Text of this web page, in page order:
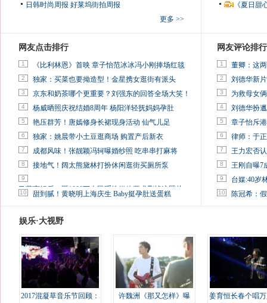
日韩时尚周报 好莱坞街拍周报
更多 >>
《夏日
网友点击排行
1 《比利林恩》首映 章子怡范冰冰冯小刚捧场红毯
2 独家：买菜也要拗造型！金星携女逛街有派头
3 京东和奶茶哪个更重要？刘强东的回答全场大笑！
4 杨威晒照庆祝结婚8周年 杨阳洋轻抚妈妈孕肚
5 艳压群芳！唐嫣修身长裙现身活动 仙气儿足
6 独家：姚晨带小土豆逛商场 购置产后新衣
7 成都风味！张靓颖冯轲曝婚纱照 吃串串打麻将
8 接地气！阔太熊黛林打扮休闲逛街买厕所泵
9
马蓉离婚后，砸1000万人民币给媒体要求删掉这照片
10 甜到腻！黄晓明上海庆生 Baby挺孕肚送蛋糕
网友评论排行
1 董卿：这
2 刘德华新
3 为救母女
4 刘德华扮
5 章子怡斥
6 律师：于
7 王力宏否
8 王刚自曝7
9 台媒:40岁
10 陈冠希：
娱乐·大视野
2017混凝草音乐节回顾：
许魏洲《那又怎样》曝
姜育恒长春个唱